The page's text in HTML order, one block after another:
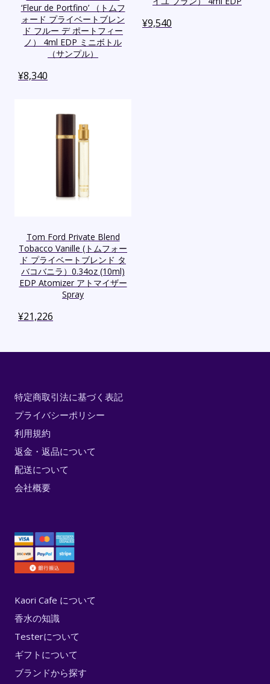
‘Fleur de Portfino’ （トムフ
ォード プライベートブレン
ド フルー デ ポートフィー
ノ） 4ml EDP ミニボトル
（サンプル）
¥8,340
¥9,540
Tom Ford Private Blend
Tobacco Vanille (トムフォー
ド プライベートブレンド タ
バコバニラ）0.34oz (10ml)
EDP Atomizer アトマイザー
Spray
¥21,226
特定商取引法に基づく表記
プライバシーポリシー
利用規約
返金・返品について
配送について
会社概要
Kaori Cafe について
香水の知識
Testerについて
ギフトについて
ブランドから探す